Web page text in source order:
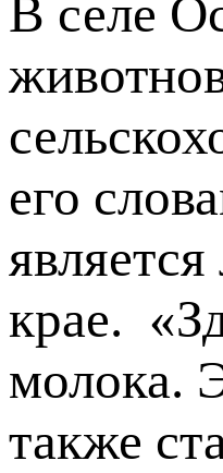
В селе
его
крае.
молока.
также